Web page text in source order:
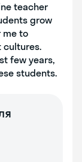
teacher
grow
me to
cultures.
few years,
students.